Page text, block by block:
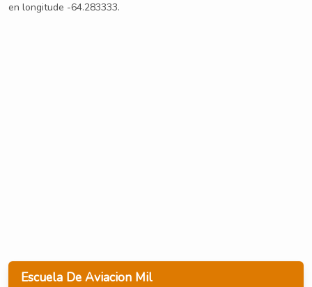
Escuela De Aviacion Mil
en longitude -64.283333.